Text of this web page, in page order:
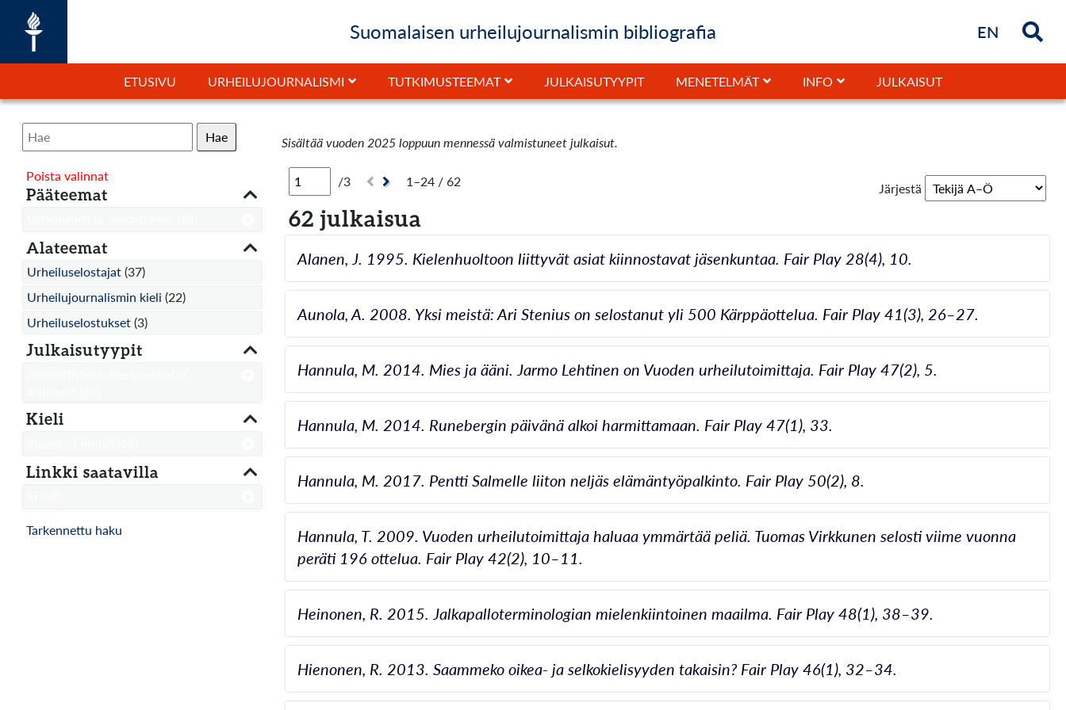
Suomalaisen urheilujournalismin bibliografia EN Briefly
ETUSIVU URHEILUJOURNALISMI TUTKIMUSTEEMAT JULKAISUTYYPIT MENETELMÄT INFO JULKAISUT
Hae Sisältää vuoden 2025 loppuun mennessä valmistuneet julkaisut.
/3 1–24 / 62 Järjestä
62 julkaisua
Alanen, J. 1995. Kielenhuoltoon liittyvät asiat kiinnostavat jäsenkuntaa. Fair Play 28(4), 10.
Aunola, A. 2008. Yksi meistä: Ari Stenius on selostanut yli 500 Kärppäottelua. Fair Play 41(3), 26–27.
Hannula, M. 2014. Mies ja ääni. Jarmo Lehtinen on Vuoden urheilutoimittaja. Fair Play 47(2), 5.
Hannula, M. 2014. Runebergin päivänä alkoi harmittamaan. Fair Play 47(1), 33.
Hannula, M. 2017. Pentti Salmelle liiton neljäs elämäntyöpalkinto. Fair Play 50(2), 8.
Hannula, T. 2009. Vuoden urheilutoimittaja haluaa ymmärtää peliä. Tuomas Virkkunen selosti viime vuonna
peräti 196 ottelua. Fair Play 42(2), 10–11.
Heinonen, R. 2015. Jalkapalloterminologian mielenkiintoinen maailma. Fair Play 48(1), 38–39.
Hienonen, R. 2013. Saammeko oikea- ja selkokielisyyden takaisin? Fair Play 46(1), 32–34.
Poista valinnat
Pääteemat
Alateemat
Urheiluselostajat (37)
Urheilujournalismin kieli (22)
Urheiluselostukset (3)
Julkaisutyypit
Kieli
Linkki saatavilla
Tarkennettu haku